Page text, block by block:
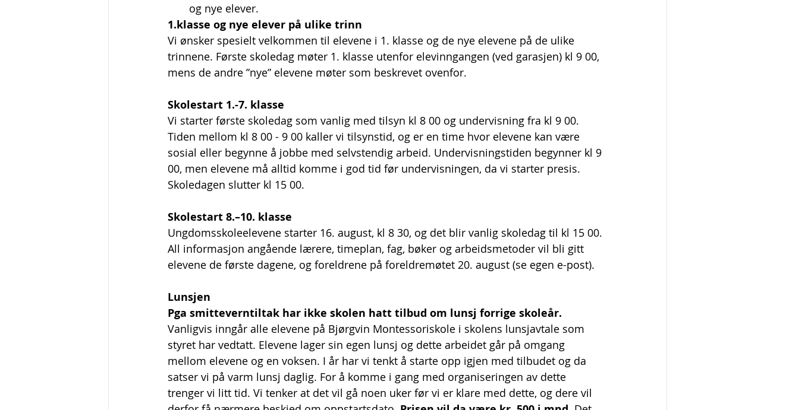
og nye elever.
1.klasse og nye elever på ulike trinn
Vi ønsker spesielt velkommen til elevene i 1. klasse og de nye elevene på de ulike
trinnene. Første skoledag møter 1. klasse utenfor elevinngangen (ved garasjen) kl 9 00,
mens de andre ”nye” elevene møter som beskrevet ovenfor.
Skolestart 1.-7. klasse
Vi starter første skoledag som vanlig med tilsyn kl 8 00 og undervisning fra kl 9 00.
Tiden mellom kl 8 00 - 9 00 kaller vi tilsynstid, og er en time hvor elevene kan være
sosial eller begynne å jobbe med selvstendig arbeid. Undervisningstiden begynner kl 9
00, men elevene må alltid komme i god tid før undervisningen, da vi starter presis.
Skoledagen slutter kl 15 00.
Skolestart 8.–10. klasse
Ungdomsskoleelevene starter 16. august, kl 8 30, og det blir vanlig skoledag til kl 15 00.
All informasjon angående lærere, timeplan, fag, bøker og arbeidsmetoder vil bli gitt
elevene de første dagene, og foreldrene på foreldremøtet 20. august (se egen e-post).
Lunsjen
Pga smitteverntiltak har ikke skolen hatt tilbud om lunsj forrige skoleår.
Vanligvis inngår alle elevene på Bjørgvin Montessoriskole i skolens lunsjavtale som
styret har vedtatt. Elevene lager sin egen lunsj og dette arbeidet går på omgang
mellom elevene og en voksen. I år har vi tenkt å starte opp igjen med tilbudet og da
satser vi på varm lunsj daglig. For å komme i gang med organiseringen av dette
trenger vi litt tid. Vi tenker at det vil gå noen uker før vi er klare med dette, og dere vil